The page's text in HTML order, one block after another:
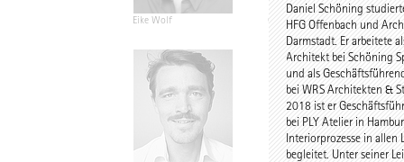
Eike Wolf Guido Roth
Daniel Schöning
HFG Offenbach und
Darmstadt. Er arbeitete
Architekt bei Schöning
und als
bei WRS Architekten &
2018 ist er
bei PLY Atelier in
Interiorprozesse in allen
begleitet. Unter seiner